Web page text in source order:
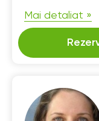
Mai detaliat »